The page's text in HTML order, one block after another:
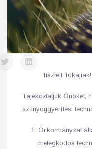
Tisztelt Tokajiak!
Tájékoztatjuk Önöket,
szúnyoggyérítési
Önkormányzat
melegködös